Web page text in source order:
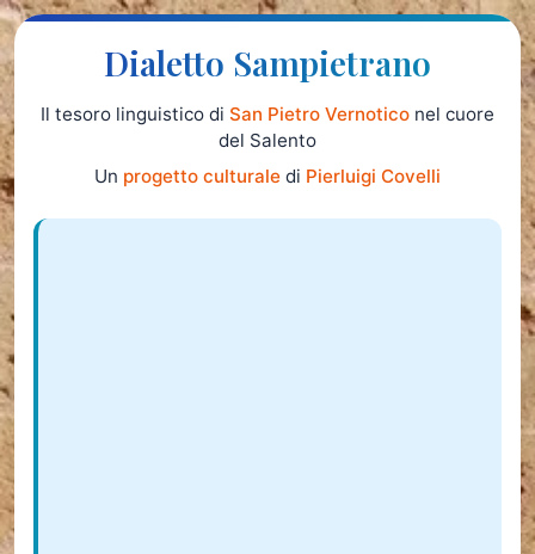
Dialetto Sampietrano
Il tesoro linguistico di San Pietro Vernotico nel cuore
del Salento
Un progetto culturale di Pierluigi Covelli